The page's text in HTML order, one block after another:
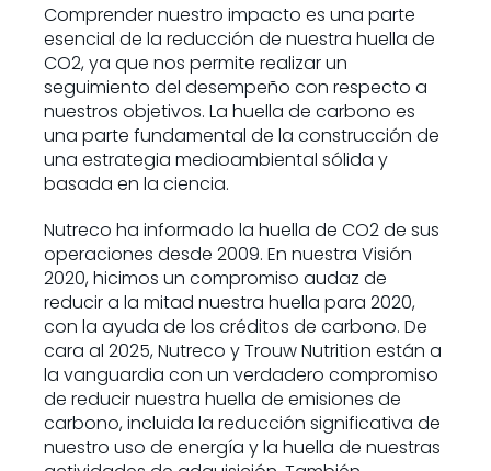
Comprender nuestro impacto es una parte
esencial de la reducción de nuestra huella de
CO2, ya que nos permite realizar un
seguimiento del desempeño con respecto a
nuestros objetivos. La huella de carbono es
una parte fundamental de la construcción de
una estrategia medioambiental sólida y
basada en la ciencia.
Nutreco ha informado la huella de CO2 de sus
operaciones desde 2009. En nuestra Visión
2020, hicimos un compromiso audaz de
reducir a la mitad nuestra huella para 2020,
con la ayuda de los créditos de carbono. De
cara al 2025, Nutreco y Trouw Nutrition están a
la vanguardia con un verdadero compromiso
de reducir nuestra huella de emisiones de
carbono, incluida la reducción significativa de
nuestro uso de energía y la huella de nuestras